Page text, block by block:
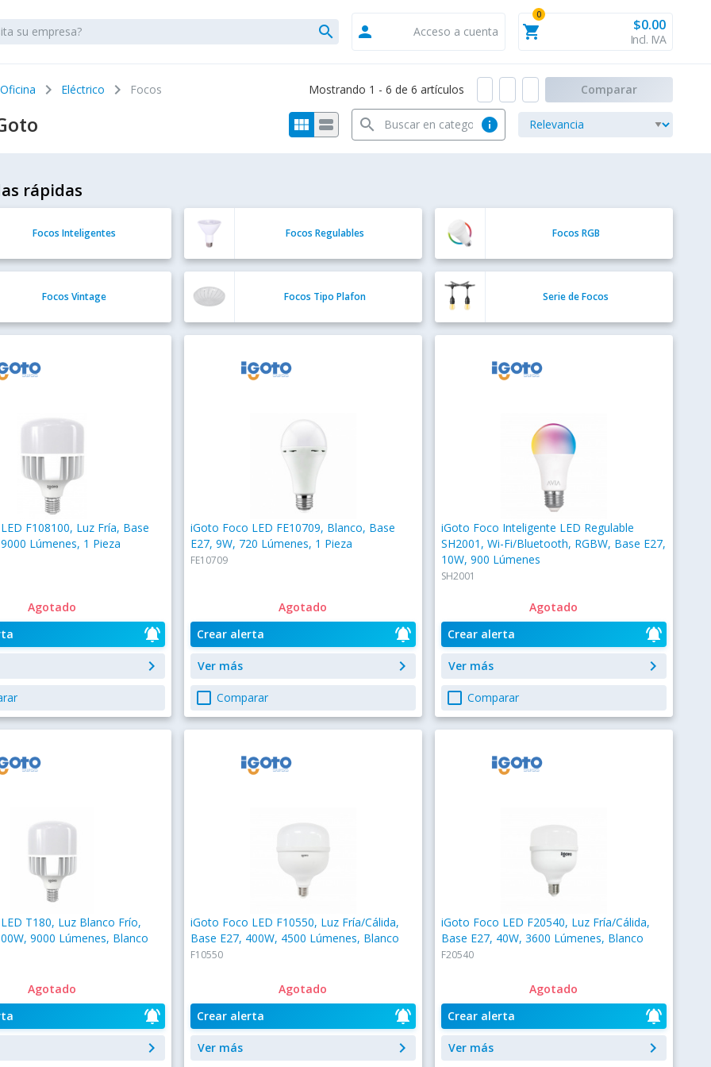
search person Acceso a cuenta shopping_cart
0
$0.00
Incl. IVA
chevron_right Eléctrico chevron_right Focos Mostrando 1 - 6 de 6 artículos Comparar
view_module view_stream info
search
rápidas
Focos Inteligentes Focos Regulables Focos RGB
Focos Vintage Focos Tipo Plafon Serie de Focos
F108100, Luz Fría, Base
Lúmenes, 1 Pieza
Agotado
notifications_active
keyboard_arrow_right
iGoto Foco LED FE10709, Blanco, Base
E27, 9W, 720 Lúmenes, 1 Pieza
FE10709
Agotado
notifications_active
Crear alerta
keyboard_arrow_right
Ver más
check_box_outline_blank Comparar
iGoto Foco Inteligente LED Regulable
SH2001, Wi-Fi/Bluetooth, RGBW, Base E27,
10W, 900 Lúmenes
SH2001
Agotado
notifications_active
Crear alerta
keyboard_arrow_right
Ver más
check_box_outline_blank Comparar
T180, Luz Blanco Frío,
9000 Lúmenes, Blanco
Agotado
notifications_active
keyboard_arrow_right
iGoto Foco LED F10550, Luz Fría/Cálida,
Base E27, 400W, 4500 Lúmenes, Blanco
F10550
Agotado
notifications_active
Crear alerta
keyboard_arrow_right
Ver más
iGoto Foco LED F20540, Luz Fría/Cálida,
Base E27, 40W, 3600 Lúmenes, Blanco
F20540
Agotado
notifications_active
Crear alerta
keyboard_arrow_right
Ver más